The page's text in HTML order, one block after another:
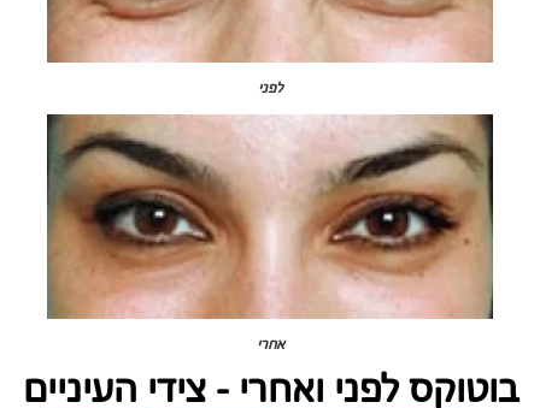
לפני
אחרי
בוטוקס לפני ואחרי - צידי העיניים